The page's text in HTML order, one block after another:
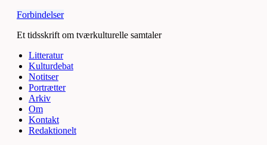
Forbindelser
Et tidsskrift om tværkulturelle samtaler
Litteratur
Kulturdebat
Notitser
Portrætter
Arkiv
Om
Kontakt
Redaktionelt